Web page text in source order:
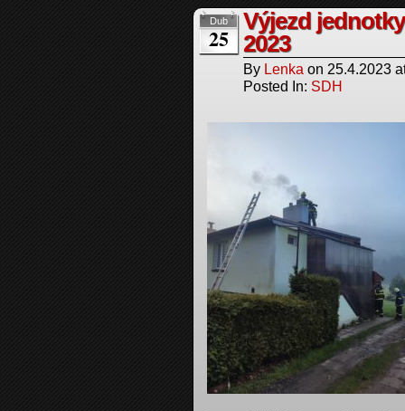
Dub
25
Výjezd
2023
By Lenka on 25.4.2023
Posted In: SDH